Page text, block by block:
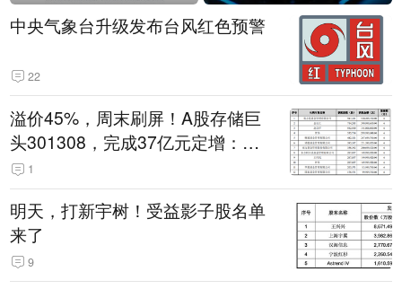
中央气象台升级发布台风红色预警
22
溢价45%，周末刷屏！A股存储巨
头301308，完成37亿元定增：现
价386.6元，定增价560元
1
明天，打新宇树！受益影子股名单
来了
9